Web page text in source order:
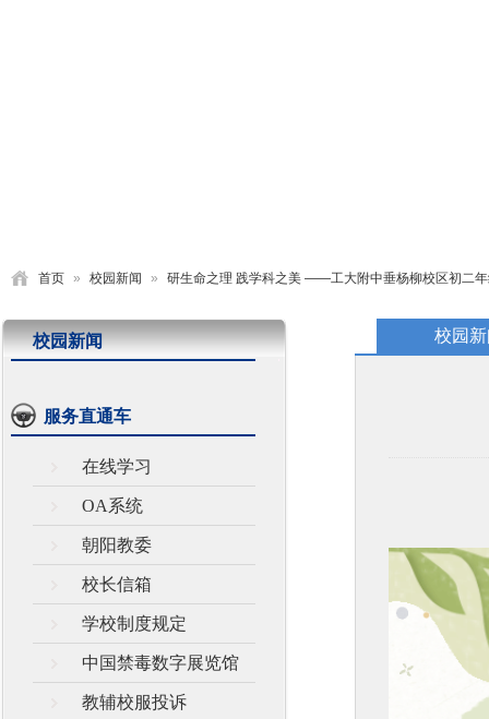
首页 » 校园新闻 » 研生命之理 践学科之美 ——工大附中垂杨柳校区初二
校园新闻
服务直通车
在线学习
OA系统
朝阳教委
校长信箱
学校制度规定
中国禁毒数字展览馆
教辅校服投诉
校园